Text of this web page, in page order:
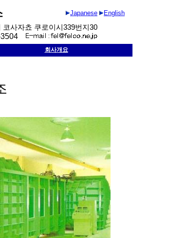
Japanese English
코사자쵸 쿠로이시 339번지 30
회사개요